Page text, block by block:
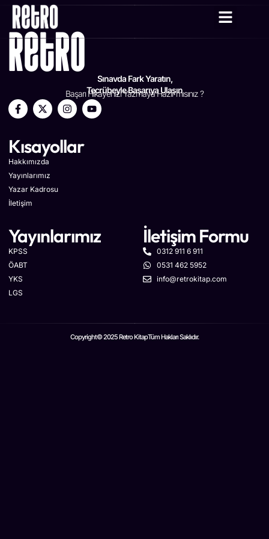
Sınavda Fark Yaratın,
Tecrübeyle Başarıya Ulaşın
Başarı Hikayenizi Yazmaya Hazır mısınız ?
Kısayollar
Hakkımızda
Yayınlarımız
Yazar Kadrosu
İletişim
Yayınlarımız
KPSS
ÖABT
YKS
LGS
İletişim Formu
0312 911 6 911
0531 462 5952
info@retrokitap.com
Copyright© 2025 Retro KitapTüm Hakları Saklıdır.